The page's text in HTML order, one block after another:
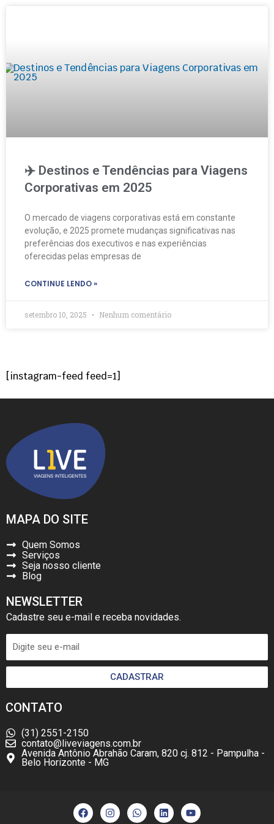
✈️ Destinos e Tendências para Viagens
Corporativas em 2025
O mercado de viagens corporativas está em constante
evolução, e 2025 promete mudanças significativas nas
preferências dos executivos e nas experiências
oferecidas pelas empresas de
CONTINUE LENDO »
setembro 10, 2025 Nenhum comentário
[instagram-feed feed=1]
MAPA DO SITE
Quem Somos
Serviços
Seja nosso cliente
Blog
NEWSLETTER
Cadastre seu e-mail e receba novidades.
CADASTRAR
CONTATO
(31) 2551-2150
contato@liveviagens.com.br
Avenida Antônio Abrahão Caram, 820 cj. 812 - Pampulha -
Belo Horizonte - MG
F
a
c
I
n
s
W
h
a
L
i
n
Y
o
u